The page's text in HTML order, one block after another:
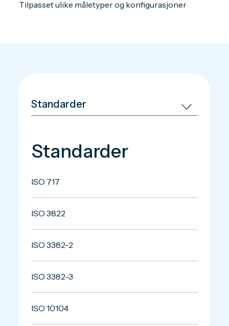
Tilpasset ulike måletyper og konfigurasjoner
Standarder
ISO 717
ISO 3822
ISO 3382-2
ISO 3382-3
ISO 10104